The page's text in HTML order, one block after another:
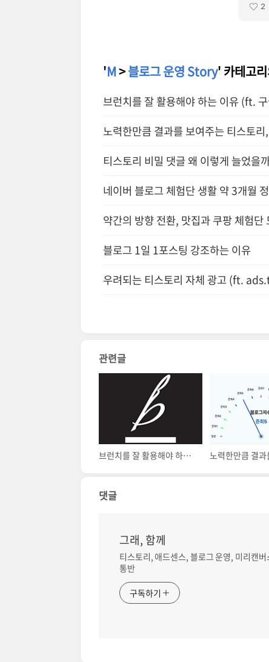
2
'M>블로그 운영 Story' 카테고
브런치를 잘 활용해야 하는 이유 (ft.
노력한만큼 결과를 보여주는 티스토
티스토리 비밀 댓글 왜 이렇게 늘었을
네이버 블로그 체험단 생활 약 3개월
약간의 방향 전환, 맛집과 쿠팡 체험단
블로그 1일 1포스팅 강조하는 이유
우려되는 티스토리 자체 광고 (ft.
관련글
브런치를 잘 활용해야 하는 이유 (ft. 구글 검색)
댓글
그래, 함께
티스토리, 애드센스, 블로그 운영, 미리캔
통반
구독하기